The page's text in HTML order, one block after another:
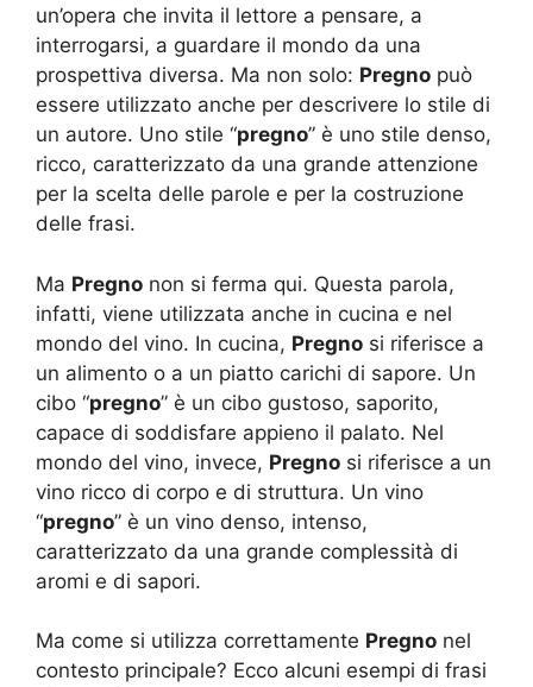
un’opera che invita il lettore a pensare, a
interrogarsi, a guardare il mondo da una
prospettiva diversa. Ma non solo: Pregno può
essere utilizzato anche per descrivere lo stile di
un autore. Uno stile “pregno” è uno stile denso,
ricco, caratterizzato da una grande attenzione
per la scelta delle parole e per la costruzione
delle frasi.
Ma Pregno non si ferma qui. Questa parola,
infatti, viene utilizzata anche in cucina e nel
mondo del vino. In cucina, Pregno si riferisce a
un alimento o a un piatto carichi di sapore. Un
cibo “pregno” è un cibo gustoso, saporito,
capace di soddisfare appieno il palato. Nel
mondo del vino, invece, Pregno si riferisce a un
vino ricco di corpo e di struttura. Un vino
“pregno” è un vino denso, intenso,
caratterizzato da una grande complessità di
aromi e di sapori.
Ma come si utilizza correttamente Pregno nel
contesto principale? Ecco alcuni esempi di frasi